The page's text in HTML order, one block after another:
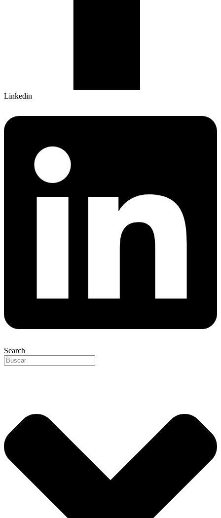
Linkedin
Search